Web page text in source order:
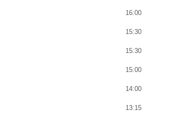
16:00
15:30
15:30
15:00
14:00
13:15